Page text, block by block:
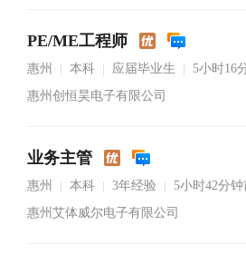
PE/ME工程师
惠州 本科 应届毕业生
5小时16
惠州创恒昊电子有限公司
业务主管
惠州 本科 3年经验
5小时42分
惠州艾体威尔电子有限公司